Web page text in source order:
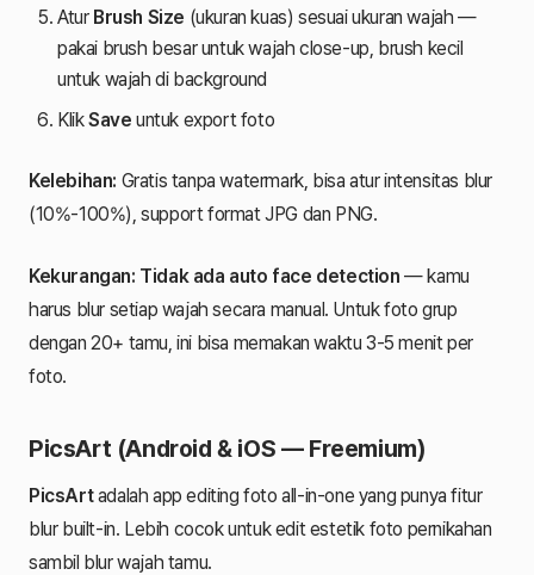
Atur Brush Size (ukuran kuas) sesuai ukuran wajah —
pakai brush besar untuk wajah close-up, brush kecil
untuk wajah di background
KlikSave untuk export foto
Kelebihan: Gratis tanpa watermark, bisa atur intensitas blur
(10%-100%), support format JPG dan PNG.
Kekurangan: Tidak ada auto face detection — kamu
harus blur setiap wajah secara manual. Untuk foto grup
dengan 20+ tamu, ini bisa memakan waktu 3-5 menit per
foto.
PicsArt (Android & iOS — Freemium)
PicsArtadalah app editing foto all-in-one yang punya fitur
blur built-in. Lebih cocok untuk edit estetik foto pernikahan
sambil blur wajah tamu.